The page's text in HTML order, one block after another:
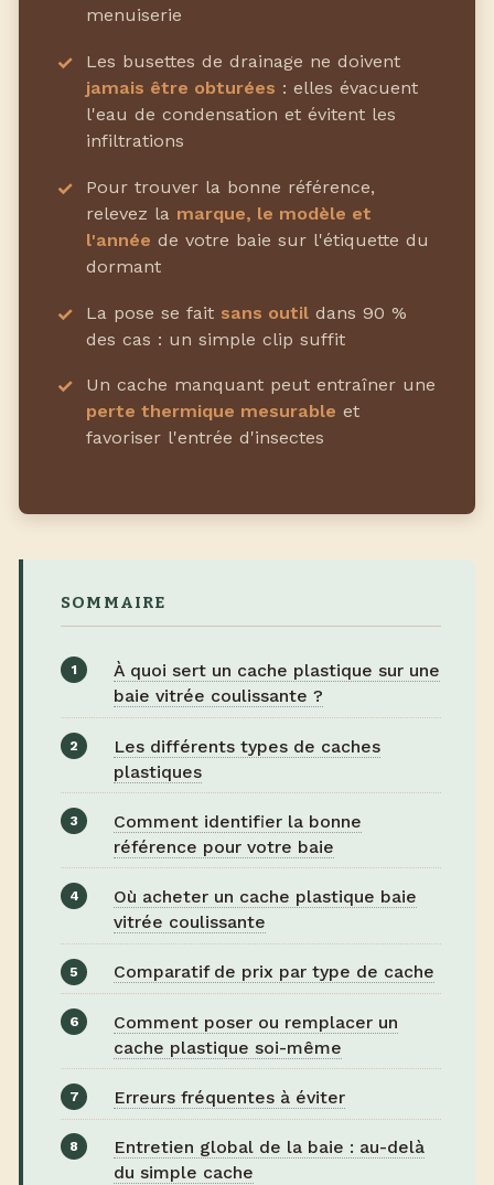
menuiserie
Les busettes de drainage ne doivent
jamais être obturées : elles évacuent
l'eau de condensation et évitent les
infiltrations
Pour trouver la bonne référence,
relevez la marque, le modèle et
l'année de votre baie sur l'étiquette du
dormant
La pose se fait sans outil dans 90 %
des cas : un simple clip suffit
Un cache manquant peut entraîner une
perte thermique mesurable et
favoriser l'entrée d'insectes
SOMMAIRE
À quoi sert un cache plastique sur une
baie vitrée coulissante ?
Les différents types de caches
plastiques
Comment identifier la bonne
référence pour votre baie
Où acheter un cache plastique baie
vitrée coulissante
Comparatif de prix par type de cache
Comment poser ou remplacer un
cache plastique soi-même
Erreurs fréquentes à éviter
Entretien global de la baie : au-delà
du simple cache